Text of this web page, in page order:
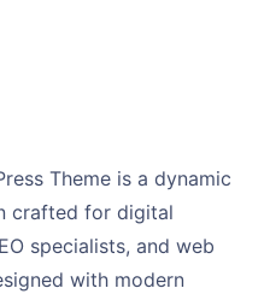
Theme is a dynamic
crafted for digital
specialists, and web
with modern